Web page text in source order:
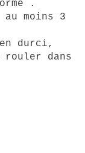
.
moins 3
durci,
dans